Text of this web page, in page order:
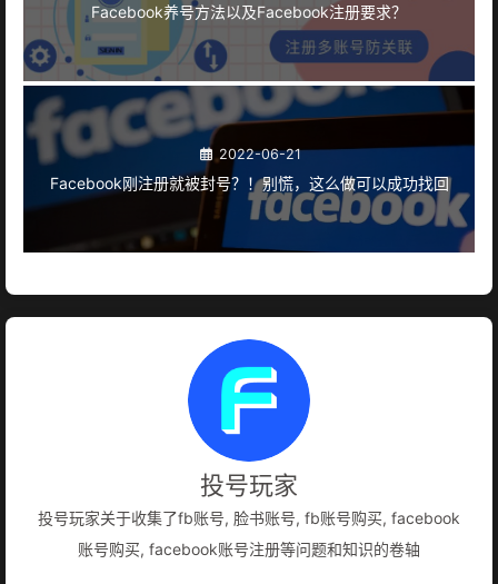
Facebook养号方法以及Facebook注册要求？
2022-06-21
Facebook刚注册就被封号？！别慌，这么做可以成功找回
投号玩家
投号玩家关于收集了fb账号, 脸书账号, fb账号购买, facebook
账号购买, facebook账号注册等问题和知识的卷轴